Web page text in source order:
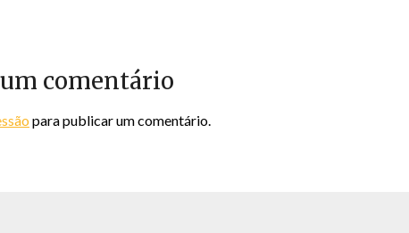
comentário
para publicar um comentário.